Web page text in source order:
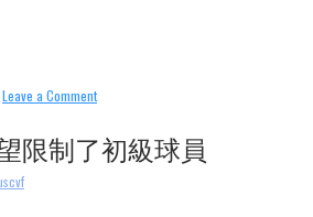
Leave a Commenton
家
農
限制了初級球員